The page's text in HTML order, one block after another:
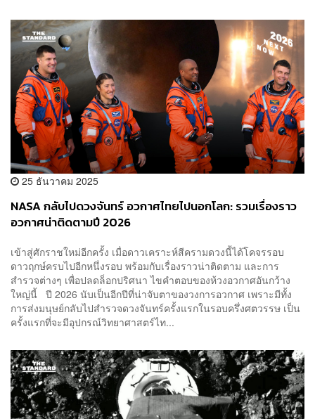
25 ธันวาคม 2025
NASA กลับไปดวงจันทร์ อวกาศไทยไปนอกโลก: รวมเรื่องราว
อวกาศน่าติดตามปี 2026
เข้าสู่ศักราชใหม่อีกครั้ง เมื่อดาวเคราะห์สีครามดวงนี้ได้โคจรรอบ
ดาวฤกษ์ครบไปอีกหนึ่งรอบ พร้อมกับเรื่องราวน่าติดตาม และการ
สำรวจต่างๆ เพื่อปลดล็อกปริศนา ไขคำตอบของห้วงอวกาศอันกว้าง
ใหญ่นี้ ปี 2026 นับเป็นอีกปีที่น่าจับตาของวงการอวกาศ เพราะมีทั้ง
การส่งมนุษย์กลับไปสำรวจดวงจันทร์ครั้งแรกในรอบครึ่งศตวรรษ เป็น
ครั้งแรกที่จะมีอุปกรณ์วิทยาศาสตร์ไท...